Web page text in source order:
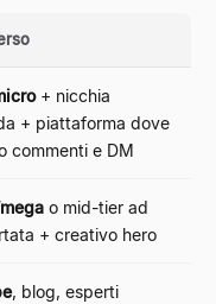
+ nicchia
+ piattaforma dove
commenti e DM
o mid-tier ad
+ creativo hero
, blog, esperti